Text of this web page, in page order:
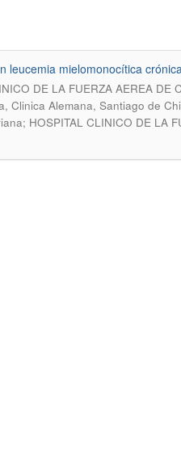
leucemia mielomonocítica
DE LA FUERZA AEREA
Clinica Alemana, Santiago de
HOSPITAL CLINICO DE LA